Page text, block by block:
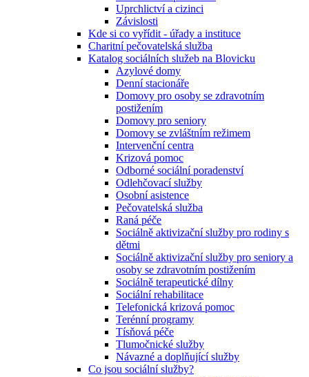
Uprchlictví a cizinci
Závislosti
Kde si co vyřídit - úřady a instituce
Charitní pečovatelská služba
Katalog sociálních služeb na Blovicku
Azylové domy
Denní stacionáře
Domovy pro osoby se zdravotním
postižením
Domovy pro seniory
Domovy se zvláštním režimem
Intervenční centra
Krizová pomoc
Odborné sociální poradenství
Odlehčovací služby
Osobní asistence
Pečovatelská služba
Raná péče
Sociálně aktivizační služby pro rodiny s
dětmi
Sociálně aktivizační služby pro seniory a
osoby se zdravotním postižením
Sociálně terapeutické dílny
Sociální rehabilitace
Telefonická krizová pomoc
Terénní programy
Tísňová péče
Tlumočnické služby
Návazné a doplňující služby
Co jsou sociální služby?